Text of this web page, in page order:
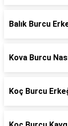
Balık Burcu
Kova Burcu
Koç Burcu